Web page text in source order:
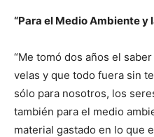
“Para el Medio Ambiente y
“Me tomó dos años el
velas y que todo fuera sin
sólo para nosotros, los
también para el medio
material gastado en lo que